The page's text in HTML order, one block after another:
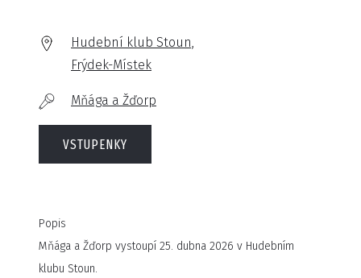
Hudební klub Stoun,
Frýdek-Místek
Mňága a Žďorp
VSTUPENKY
Popis
Mňága a Žďorp vystoupí 25. dubna 2026 v Hudebním
klubu Stoun.